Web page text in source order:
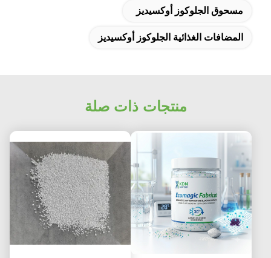
مسحوق الجلوكوز أوكسيديز
المضافات الغذائية الجلوكوز أوكسيديز
منتجات ذات صلة